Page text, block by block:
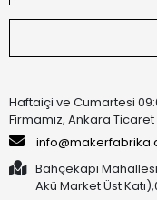
Haftaiçi ve Cumartesi
Firmamız, Ankara Ticaret
Bahçekapı
Akü Market Üst